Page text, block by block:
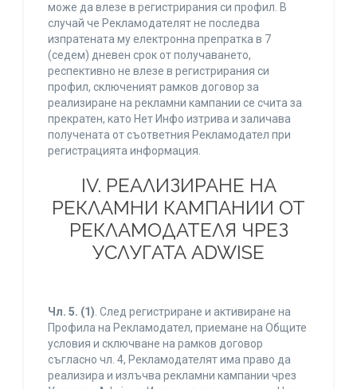
може да влезе в регистрирания си профил. В
случай че Рекламодателят не последва
изпратената му електронна препратка в 7
(седем) дневен срок от получаването,
респективно не влезе в регистрирания си
профил, сключеният рамков договор за
реализиране на рекламни кампании се счита за
прекратен, като Нет Инфо изтрива и заличава
получената от съответния Рекламодател при
регистрацията информация.
IV. РЕАЛИЗИРАНЕ НА
РЕКЛАМНИ КАМПАНИИ ОТ
РЕКЛАМОДАТЕЛЯ ЧРЕЗ
УСЛУГАТА ADWISE
Чл. 5. (1). След регистриране и активиране на
Профила на Рекламодател, приемане на Общите
условия и сключване на рамков договор
съгласно чл. 4, Рекламодателят има право да
реализира и излъчва рекламни кампании чрез